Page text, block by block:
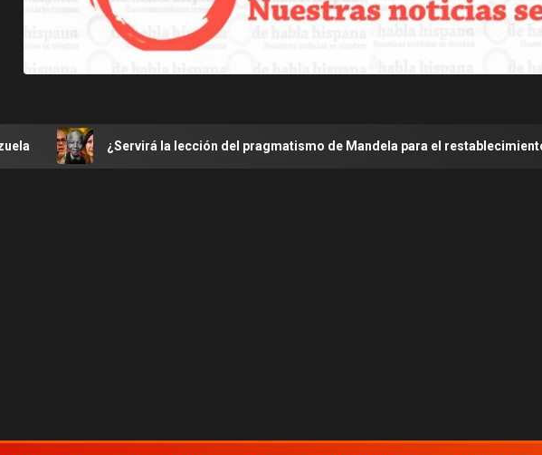
¿Servirá la lección del pragmatismo de Mandela para el restablecimiento democrático en